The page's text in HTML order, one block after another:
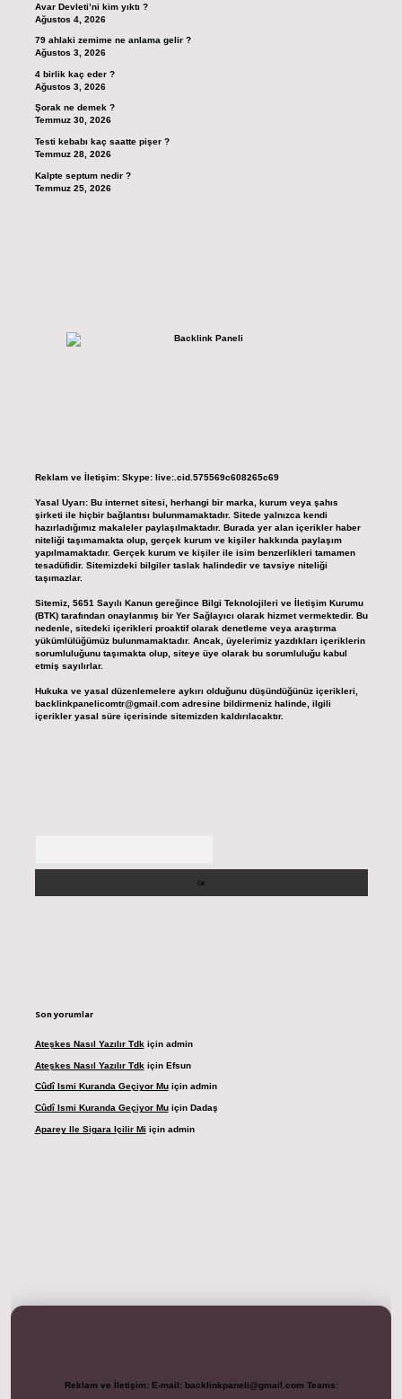
Avar Devleti’ni kim yıktı ?
Ağustos 4, 2026
79 ahlaki zemime ne anlama gelir ?
Ağustos 3, 2026
4 birlik kaç eder ?
Ağustos 3, 2026
Şorak ne demek ?
Temmuz 30, 2026
Testi kebabı kaç saatte pişer ?
Temmuz 28, 2026
Kalpte septum nedir ?
Temmuz 25, 2026
Reklam ve İletişim: Skype: live:.cid.575569c608265c69
Yasal Uyarı: Bu internet sitesi, herhangi bir marka, kurum veya şahıs
şirketi ile hiçbir bağlantısı bulunmamaktadır. Sitede yalnızca kendi
hazırladığımız makaleler paylaşılmaktadır. Burada yer alan içerikler haber
niteliği taşımamakta olup, gerçek kurum ve kişiler hakkında paylaşım
yapılmamaktadır. Gerçek kurum ve kişiler ile isim benzerlikleri tamamen
tesadüfidir. Sitemizdeki bilgiler taslak halindedir ve tavsiye niteliği
taşımazlar.
Sitemiz, 5651 Sayılı Kanun gereğince Bilgi Teknolojileri ve İletişim Kurumu
(BTK) tarafından onaylanmış bir Yer Sağlayıcı olarak hizmet vermektedir. Bu
nedenle, sitedeki içerikleri proaktif olarak denetleme veya araştırma
yükümlülüğümüz bulunmamaktadır. Ancak, üyelerimiz yazdıkları içeriklerin
sorumluluğunu taşımakta olup, siteye üye olarak bu sorumluluğu kabul
etmiş sayılırlar.
Hukuka ve yasal düzenlemelere aykırı olduğunu düşündüğünüz içerikleri,
backlinkpanelicomtr@gmail.comadresine bildirmeniz halinde, ilgili
içerikler yasal süre içerisinde sitemizden kaldırılacaktır.
Son yorumlar
Ateşkes Nasıl Yazılır Tdk için admin
Ateşkes Nasıl Yazılır Tdk için Efsun
Cûdî Ismi Kuranda Geçiyor Muiçin admin
Cûdî Ismi Kuranda Geçiyor Muiçin Dadaş
Aparey Ile Sigara Içilir Mi için admin
Reklam ve İletişim: E-mail: backlinkpaneli@gmail.com Teams: